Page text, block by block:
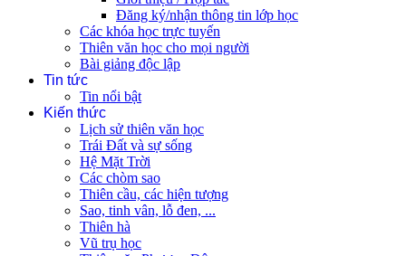
Đăng ký/nhận thông tin lớp học
Các khóa học trực tuyến
Thiên văn học cho mọi người
Bài giảng độc lập
Tin tức
Tin nổi bật
Kiến thức
Lịch sử thiên văn học
Trái Đất và sự sống
Hệ Mặt Trời
Các chòm sao
Thiên cầu, các hiện tượng
Sao, tinh vân, lỗ đen, ...
Thiên hà
Vũ trụ học